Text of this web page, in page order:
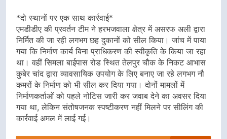
*दो स्थानों पर एक साथ कार्रवाई*
एमडीडीए की प्रवर्तन टीम ने हरभजवाला क्षेत्र में असरफ अली द्वारा
निर्मित की जा रही लगभग छह दुकानों को सील किया। जांच में पाया
गया कि निर्माण कार्य बिना प्राधिकरण की स्वीकृति के किया जा रहा
था। वहीं सिमला बाईपास रोड स्थित तेलपुर चौक के निकट आभास
कुबेर चांद द्वारा व्यावसायिक उपयोग के लिए बनाए जा रहे लगभग नौ
कमरों के निर्माण को भी सील कर दिया गया। दोनों मामलों में
निर्माणकर्ताओं को पहले नोटिस जारी कर जवाब देने का अवसर दिया
गया था, लेकिन संतोषजनक स्पष्टीकरण नहीं मिलने पर सीलिंग की
कार्रवाई अमल में लाई गई।